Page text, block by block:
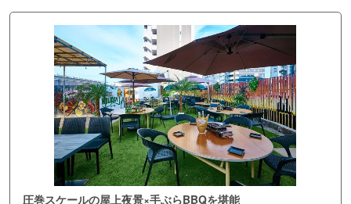
圧巻スケールの屋上夜景×手ぶらBBQを堪能